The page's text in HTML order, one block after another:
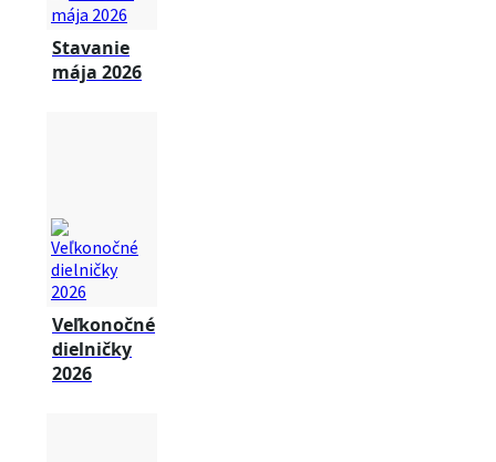
Stavanie
mája 2026
Veľkonočné
dielničky
2026